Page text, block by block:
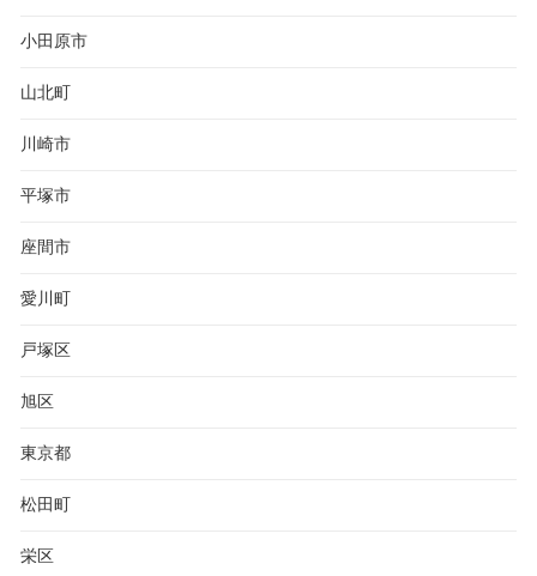
小田原市
山北町
川崎市
平塚市
座間市
愛川町
戸塚区
旭区
東京都
松田町
栄区